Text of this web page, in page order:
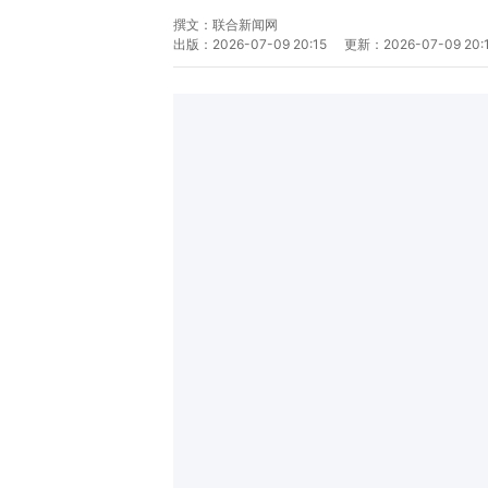
撰文： 联合新闻网
出版： 2026-07-09 20:15 更新： 2026-07-09